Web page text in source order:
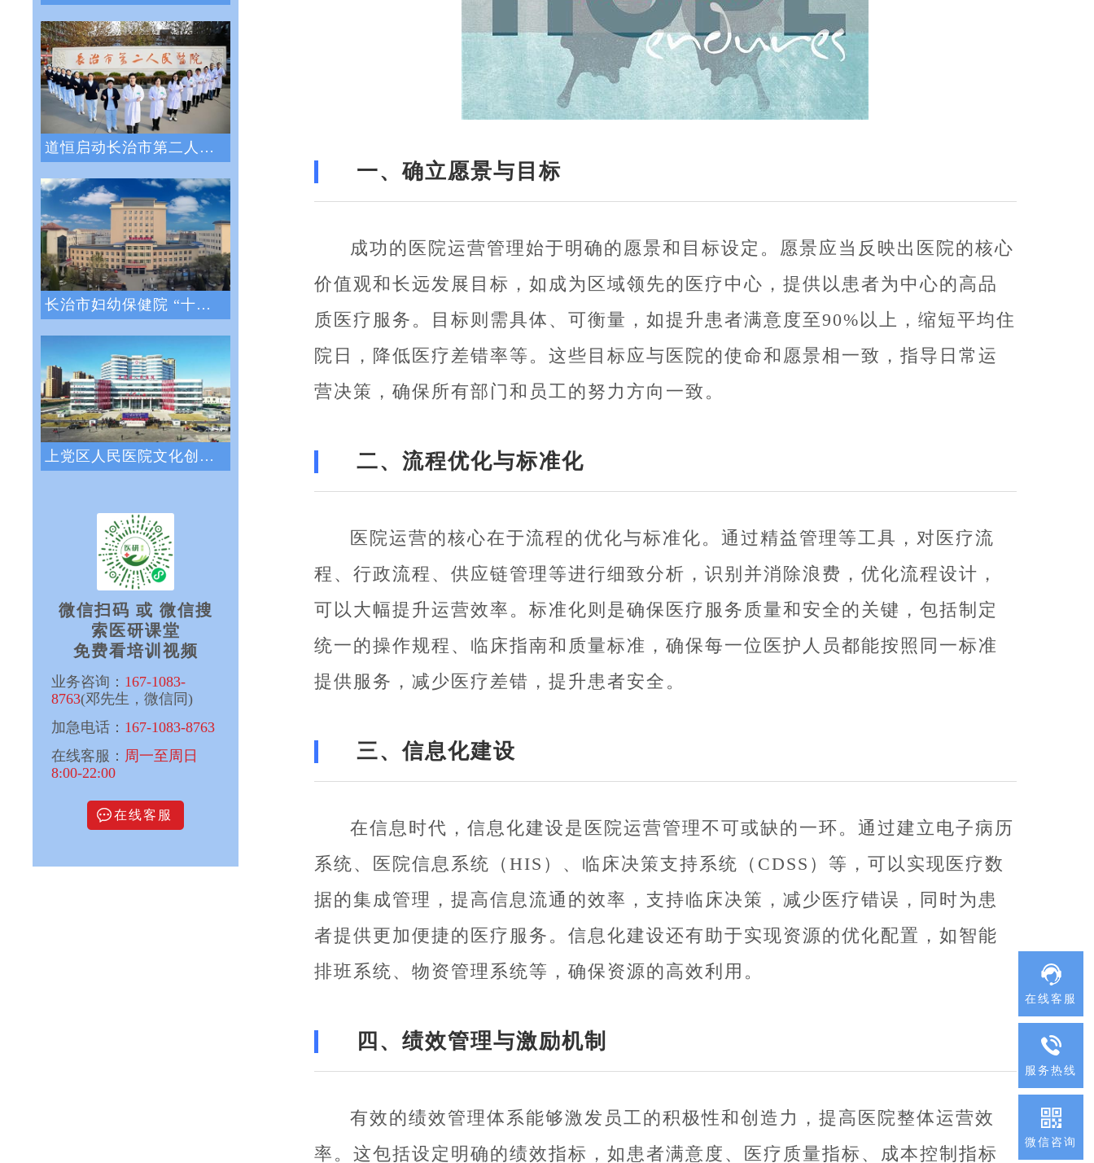
在线客服
服务热线
微信咨询
道恒启动长治市第二人民医院绩效管理咨询服
长治市妇幼保健院 “十四五”医院战略与绩
上党区人民医院文化创新咨询项目正式启动
微信扫码 或 微信搜
索医研课堂
免费看培训视频
业务咨询： 167-1083-
8763(邓先生，微信同)
加急电话： 167-1083-8763
在线客服： 周一至周日
8:00-22:00
在线客服
一、确立愿景与目标
成功的医院运营管理始于明确的愿景和目标设定。愿景应当反映出医院的核心
价值观和长远发展目标，如成为区域领先的医疗中心，提供以患者为中心的高品
质医疗服务。目标则需具体、可衡量，如提升患者满意度至90%以上，缩短平均住
院日，降低医疗差错率等。这些目标应与医院的使命和愿景相一致，指导日常运
营决策，确保所有部门和员工的努力方向一致。
二、流程优化与标准化
医院运营的核心在于流程的优化与标准化。通过精益管理等工具，对医疗流
程、行政流程、供应链管理等进行细致分析，识别并消除浪费，优化流程设计，
可以大幅提升运营效率。标准化则是确保医疗服务质量和安全的关键，包括制定
统一的操作规程、临床指南和质量标准，确保每一位医护人员都能按照同一标准
提供服务，减少医疗差错，提升患者安全。
三、信息化建设
在信息时代，信息化建设是医院运营管理不可或缺的一环。通过建立电子病历
系统、医院信息系统（HIS）、临床决策支持系统（CDSS）等，可以实现医疗数
据的集成管理，提高信息流通的效率，支持临床决策，减少医疗错误，同时为患
者提供更加便捷的医疗服务。信息化建设还有助于实现资源的优化配置，如智能
排班系统、物资管理系统等，确保资源的高效利用。
四、绩效管理与激励机制
有效的绩效管理体系能够激发员工的积极性和创造力，提高医院整体运营效
率。这包括设定明确的绩效指标，如患者满意度、医疗质量指标、成本控制指标